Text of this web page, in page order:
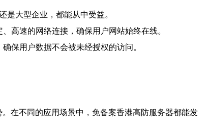
大型企业，都能从中受益。
高速的网络连接，确保用户网站始终在线。
保用户数据不会被未经授权的访问。
在不同的应用场景中，免备案香港高防服务器都能发